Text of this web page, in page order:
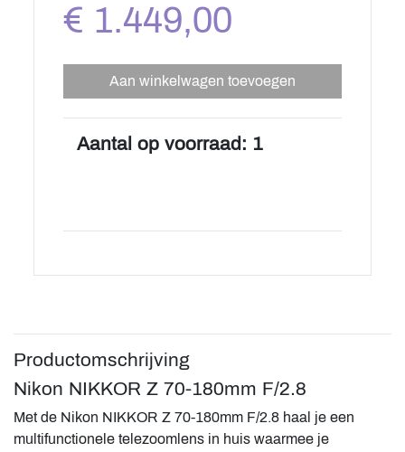
€ 1.449,00
Aan winkelwagen toevoegen
Aantal op voorraad: 1
Productomschrijving
Nikon NIKKOR Z 70-180mm F/2.8
Met de Nikon NIKKOR Z 70-180mm F/2.8 haal je een
multifunctionele telezoomlens in huis waarmee je